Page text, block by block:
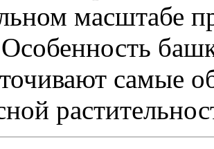
масштабе
самые